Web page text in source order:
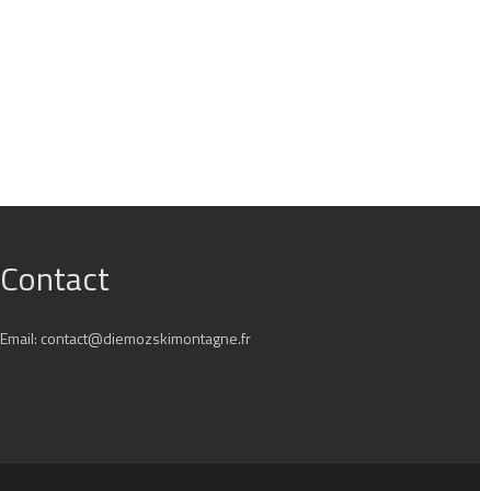
Contact
Email: contact@diemozskimontagne.fr